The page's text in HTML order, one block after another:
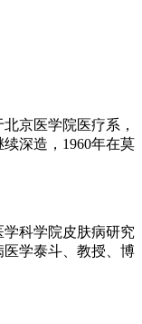
京医学院医疗系，
深造，1960年在莫
院皮肤病研究
学泰斗、教授、博